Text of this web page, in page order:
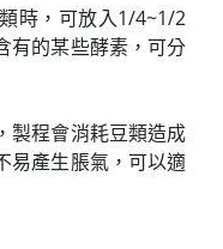
時，可放入1/4~1/2
有的某些酵素，可分
製程會消耗豆類造成
易產生脹氣，可以適